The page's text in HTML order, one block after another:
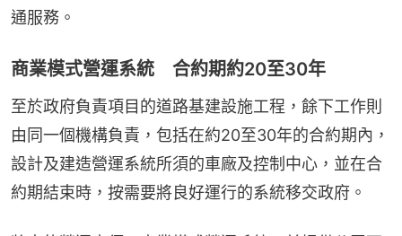
通服務。
商業模式營運系統 合約期約20至30年
至於政府負責項目的道路基建設施工程，餘下工作則
由同一個機構負責，包括在約20至30年的合約期內，
設計及建造營運系統所須的車廠及控制中心，並在合
約期結束時，按需要將良好運行的系統移交政府。